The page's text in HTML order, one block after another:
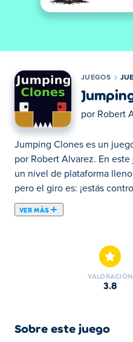
JUEGOS
por Robert
Jumping Clones es un
por Robert Alvarez. En
un nivel de plataforma
pero el giro es: ¡estás
VER MÁS
un nivel de plataforma
pero el giro es: ¡estás
mismo tiempo! Tendrás
los niveles? ¡saltemos!
VALORACIÓN
3.8
Sobre este juego